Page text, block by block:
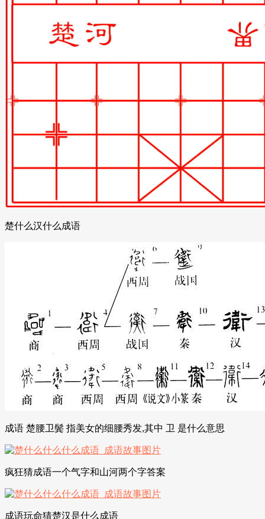
楚什么汉什么成语
成语 楚腰卫鬓 指美女的细腰秀发,其中 卫 是什么意思
疯狂猜成语一个气字和山河两个字答案
成语玩命猜楚汉是什么成语